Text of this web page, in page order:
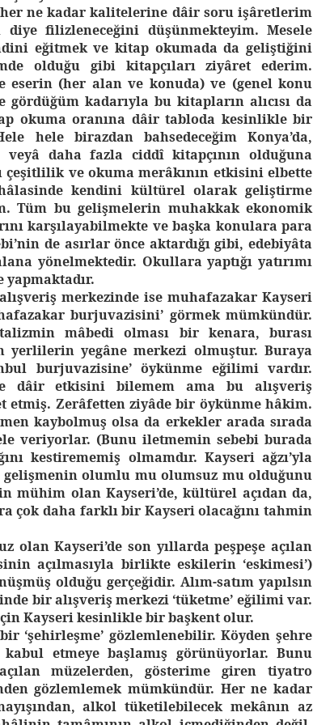
ne kadar kalitelerine dâir soru işâretlerim
filizleneceğini düşünmekteyim. Mesele
eğitmek ve kitap okumada da geliştiğini
olduğu gibi kitapçıları ziyâret ederim.
eserin (her alan ve konuda) ve (genel konu
kadarıyla bu kitapların alıcısı da
okuma oranına dâir tabloda kesinlikle bir
hele birazdan bahsedeceğim Konya’da,
daha fazla ciddî kitapçının olduğuna
ve okuma merâkının etkisini elbette
kendini kültürel olarak geliştirme
Tüm bu gelişmelerin muhakkak ekonomik
karşılayabilmekte ve başka konulara para
de asırlar önce aktardığı gibi, edebiyâta
yönelmektedir. Okullara yaptığı yatırımı
merkezinde ise muhafazakar Kayseri
burjuvazisini’ görmek mümkündür.
mâbedi olması bir kenara, burası
yerlilerin yegâne merkezi olmuştur. Buraya
burjuvazisine’ öykünme eğilimi vardır.
dâir etkisini bilemem ama bu alışveriş
etmiş. Zerâfetten ziyâde bir öykünme hâkim.
kaybolmuş olsa da erkekler arada sırada
veriyorlar. (Bunu iletmemin sebebi burada
kestirememiş olmamdır. Kayseri ağzı’yla
gelişmenin olumlu mu olumsuz mu olduğunu
mühim olan Kayseri’de, kültürel açıdan da,
çok daha farklı bir Kayseri olacağını tahmin
Kayseri’de son yıllarda peşpeşe açılan
açılmasıyla birlikte eskilerin ‘eskimesi’)
olduğu gerçeğidir. Alım-satım yapılsın
bir alışveriş merkezi ‘tüketme’ eğilimi var.
Kayseri kesinlikle bir başkent olur.
‘şehirleşme’ gözlemlenebilir. Köyden şehre
etmeye başlamış görünüyorlar. Bunu
müzelerden, gösterime giren tiyatro
gözlemlemek mümkündür. Her ne kadar
alkol tüketilebilecek mekânın az